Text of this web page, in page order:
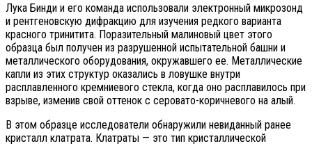
Лука Бинди и его команда использовали электронный микрозонд
и рентгеновскую дифракцию для изучения редкого варианта
красного тринитита. Поразительный малиновый цвет этого
образца был получен из разрушенной испытательной башни и
металлического оборудования, окружавшего ее. Металлические
капли из этих структур оказались в ловушке внутри
расплавленного кремниевого стекла, когда оно расплавилось при
взрыве, изменив свой оттенок с серовато-коричневого на алый.
В этом образце исследователи обнаружили невиданный ранее
кристалл клатрата. Клатраты — это тип кристаллической